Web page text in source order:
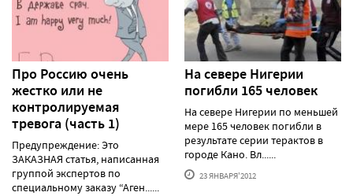
Про Россию очень
жестко или не
контролируемая
тревога (часть 1)
Предупреждение: Это
ЗАКАЗНАЯ статья, написанная
группой экспертов по
специальному заказу “Аген......
На севере Нигерии
погибли 165 человек
На севере Нигерии по меньшей
мере 165 человек погибли в
результате серии терактов в
городе Кано. Вл......
23 ЯНВАРЯ'2012